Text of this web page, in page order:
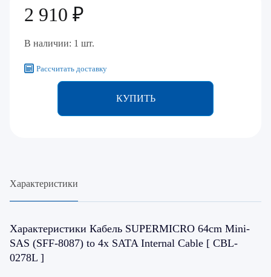
2 910 ₽
В наличии: 1 шт.
Рассчитать доставку
КУПИТЬ
Характеристики
Характеристики Кабель SUPERMICRO 64cm Mini-
SAS (SFF-8087) to 4x SATA Internal Cable [ CBL-
0278L ]